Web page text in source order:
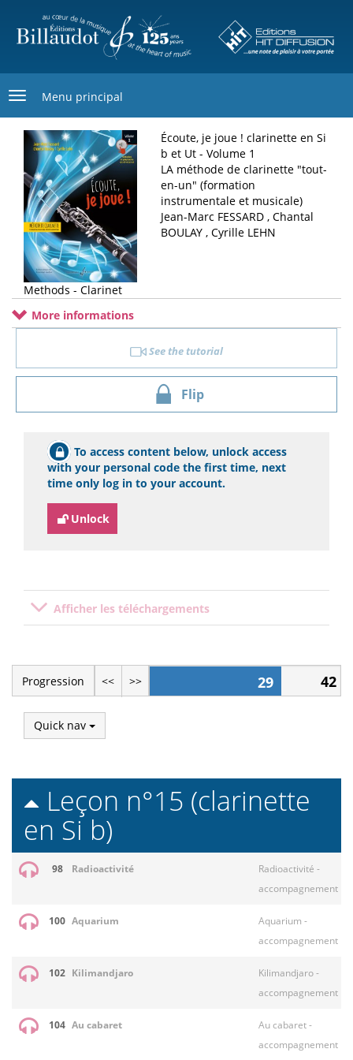
main
Menu principal
Écoute, je joue ! clarinette en Si
b et Ut - Volume 1
LA méthode de clarinette "tout-
en-un" (formation
instrumentale et musicale)
Jean-Marc FESSARD , Chantal
BOULAY , Cyrille LEHN
Methods - Clarinet
More informations
See the tutorial
Flip
To access content below, unlock access
with your personal code the first time, next
time only log in to your account.
Unlock
Afficher les téléchargements
Progression << >> 29 42
Quick nav
Leçon n°15 (clarinette
en Si b)
98 Radioactivité
Radioactivité -
accompagnement
100 Aquarium
Aquarium -
accompagnement
102 Kilimandjaro
Kilimandjaro -
accompagnement
104 Au cabaret
Au cabaret -
accompagnement